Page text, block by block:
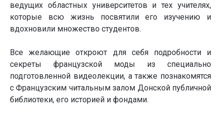
ведущих областных университетов и тех учителях,
которые всю жизнь посвятили его изучению и
вдохновили множество студентов.
Все желающие откроют для себя подробности и
секреты французской моды из специально
подготовленной видеолекции, а также познакомятся
с Французским читальным залом Донской публичной
библиотеки, его историей и фондами.